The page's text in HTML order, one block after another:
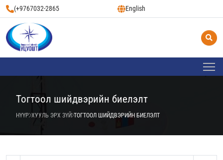
(+9767032-2865 English
Тогтоол шийдвэрийн биелэлт
НҮҮР ХУУЛЬ ЭРХ ЗҮЙ ТОГТООЛ ШИЙДВЭРИЙН БИЕЛЭЛТ